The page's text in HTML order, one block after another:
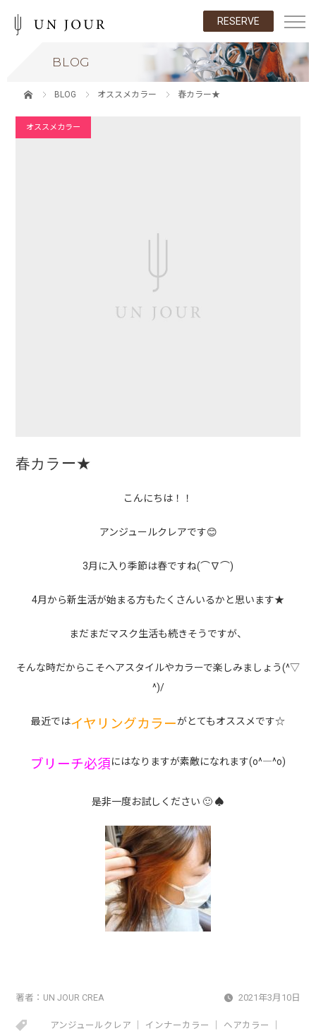
RESERVE
BLOG
BLOG オススメカラー 春カラー★
オススメカラー
春カラー★
こんにちは！！
アンジュールクレアです😊
3月に入り季節は春ですね(⌒∇⌒)
4月から新生活が始まる方もたくさんいるかと思います★
まだまだマスク生活も続きそうですが、
そんな時だからこそヘアスタイルやカラーで楽しみましょう(^▽
^)/
最近ではイヤリングカラーがとてもオススメです☆
ブリーチ必須にはなりますが素敵になれます(o^―^o)
是非一度お試しください 🙂 ♠
著者： UN JOUR CREA 2021年3月10日
アンジュールクレア インナーカラー
ヘアカラー